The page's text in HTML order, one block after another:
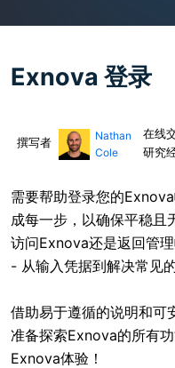
Exnova 登录
撰写者
Nathan
Cole
在线
研究
需要帮助登录您的
成每一步，以确保平稳且
访问Exnova还是返回管
- 从输入凭据到解决常见
借助易于遵循的说明和可
准备探索Exnova的所有
Exnova体验！